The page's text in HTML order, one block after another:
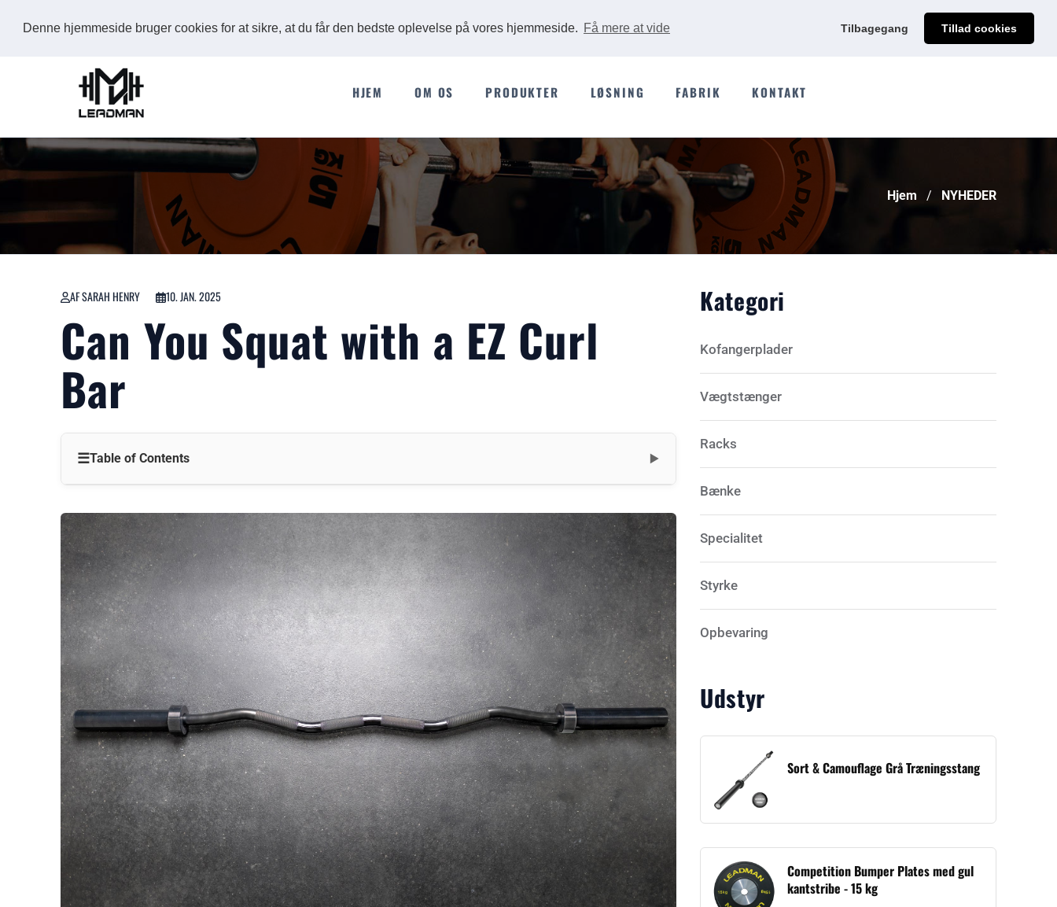
Denne hjemmeside bruger cookies for at sikre, at du får den bedste oplevelse på vores hjemmeside. Få mere at vide Tilbagegang Tillad cookies
Få et uforpligtende tilbud skræddersyet til dig
HJEM OM OS PRODUKTER LØSNING FABRIK KONTAKT
Hjem NYHEDER
AF SARAH HENRY 10. JAN. 2025
Can You Squat with a EZ Curl
Bar
☰Table of Contents ▼
Fordele ved at squatte med en curlstang
Overvejelser, når du squatter med en curlstang
Sådan squatter du med en curlstang (trin-for-trin-vejledning)
1. Opsætning
2. Nedstigning
3. Opstigning
Variationer af Curl Bar Squats
Sikkerhedstips til squat med curlstang
Muskelgrupper, der målrettes af Curl Bar Squats
Alternativer til curl bar squats
Ofte stillede spørgsmål om Curl Bar Squats
1. Kan begyndere udføre curl bar squats?
2. Hvordan adskiller squat med en curlstang sig fra traditionelle squats?
Kategori
Kofangerplader
Vægtstænger
Racks
Bænke
Specialitet
Styrke
Opbevaring
Udstyr
Sort & Camouflage Grå Træningsstang
Competition Bumper Plates med gul
kantstribe - 15 kg